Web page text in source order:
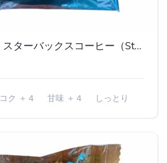
バウムクーヘン｜スターバックスコーヒー（Starbucks Coffee/スタバ)
コク ＋４ 甘味 ＋４ しっとり